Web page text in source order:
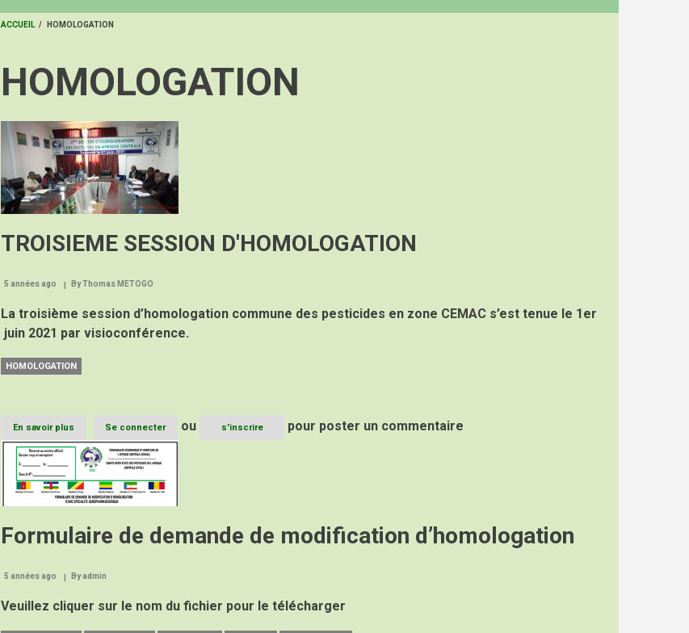
D'ARIANE
ACCUEIL / HOMOLOGATION
HOMOLOGATION
Image
TROISIEME SESSION D'HOMOLOGATION
5 années ago ByThomas METOGO
La troisième session d’homologation commune des pesticides en zone CEMAC s’est tenue le 1er
juin 2021 par visioconférence.
HOMOLOGATION
En savoir plus
TROISIEME
SESSION
D'HOMOLOGATION
Se connecter ou s'inscrire
pour poster un commentaire
Image
Formulaire de demande de modification d’homologation
5 années ago Byadmin
Veuillez cliquer sur le nom du fichier pour le télécharger